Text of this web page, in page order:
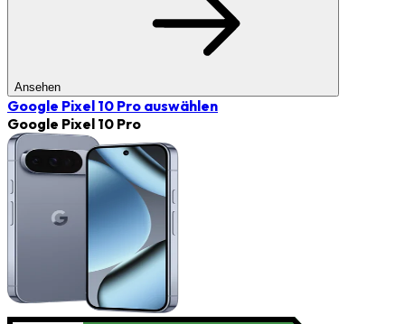
Ansehen
Google Pixel 10 Pro auswählen
Google Pixel 10 Pro